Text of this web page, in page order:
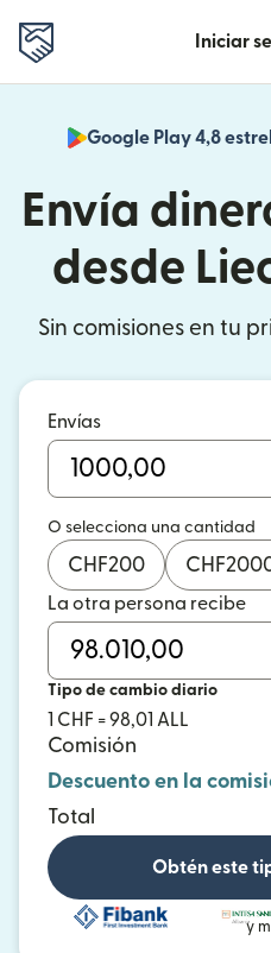
Iniciar
Google Play 4,8
Envía
desde
Sin comisiones en tu
Envías
O selecciona una cantidad
CHF200 CHF
La otra persona recibe
Tipo de cambio diario
1 CHF = 98,01 ALL
Comisión
Descuento en la
Total
Obtén este
y